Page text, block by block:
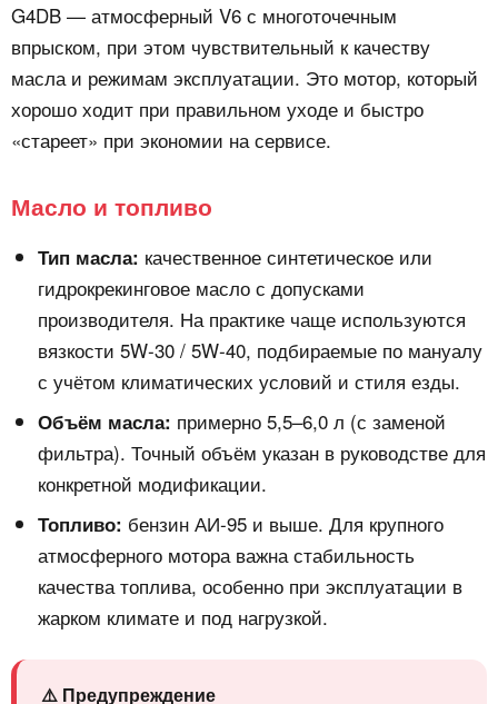
G4DB — атмосферный V6 с многоточечным
впрыском, при этом чувствительный к качеству
масла и режимам эксплуатации. Это мотор, который
хорошо ходит при правильном уходе и быстро
«стареет» при экономии на сервисе.
Масло и топливо
Тип масла: качественное синтетическое или
гидрокрекинговое масло с допусками
производителя. На практике чаще используются
вязкости 5W‑30 / 5W‑40, подбираемые по мануалу
с учётом климатических условий и стиля езды.
Объём масла: примерно 5,5–6,0 л (с заменой
фильтра). Точный объём указан в руководстве для
конкретной модификации.
Топливо: бензин АИ‑95 и выше. Для крупного
атмосферного мотора важна стабильность
качества топлива, особенно при эксплуатации в
жарком климате и под нагрузкой.
⚠️ Предупреждение